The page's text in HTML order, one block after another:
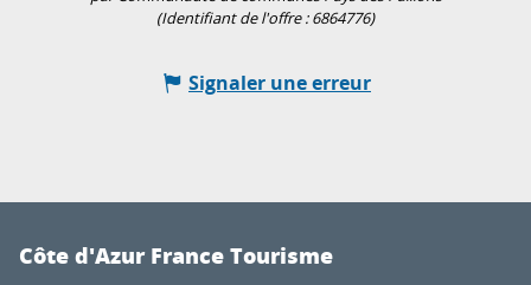
(Identifiant de l'offre :6864776)
Signaler une erreur
Côte d'Azur France Tourisme